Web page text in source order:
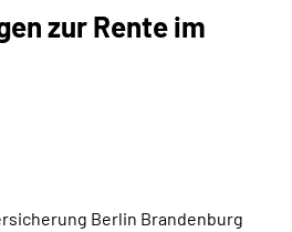
zur Rente im
Berlin Brandenburg